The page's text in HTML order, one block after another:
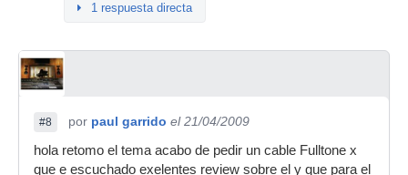
1 respuesta directa
#8 por paul garrido el 21/04/2009
hola retomo el tema acabo de pedir un cable Fulltone x
que e escuchado exelentes review sobre el y que para el